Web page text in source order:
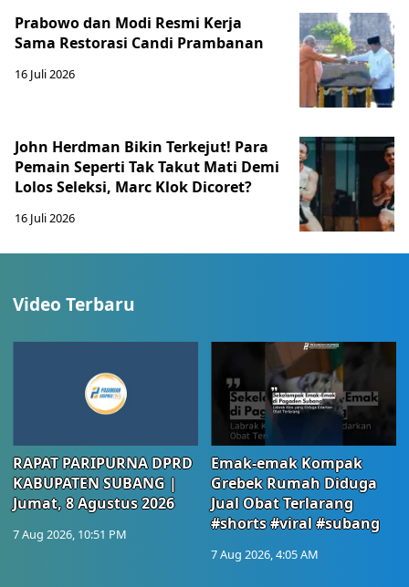
Prabowo dan Modi Resmi Kerja
Sama Restorasi Candi Prambanan
16 Juli 2026
John Herdman Bikin Terkejut! Para
Pemain Seperti Tak Takut Mati Demi
Lolos Seleksi, Marc Klok Dicoret?
16 Juli 2026
Video Terbaru
RAPAT PARIPURNA DPRD
KABUPATEN SUBANG |
Jumat, 8 Agustus 2026
7 Aug 2026, 10:51 PM
Emak-emak Kompak
Grebek Rumah Diduga
Jual Obat Terlarang
#shorts #viral #subang
7 Aug 2026, 4:05 AM